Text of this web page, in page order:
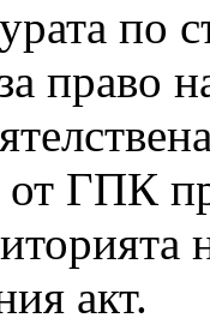
по
право
ГПК
акт.